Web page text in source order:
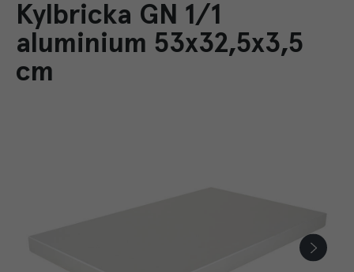
Kylbricka GN 1/1
aluminium 53x32,5x3,5
cm